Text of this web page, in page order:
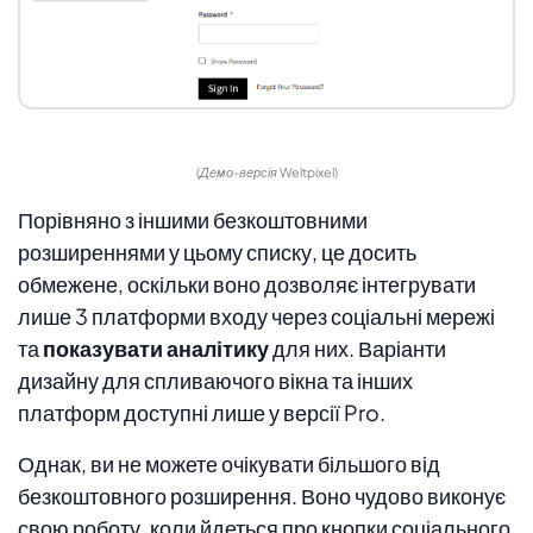
(Демо-версія Weltpixel)
Порівняно з іншими безкоштовними
розширеннями у цьому списку, це досить
обмежене, оскільки воно дозволяє інтегрувати
лише 3 платформи входу через соціальні мережі
тапоказувати аналітикудля них. Варіанти
дизайну для спливаючого вікна та інших
платформ доступні лише у версії Pro.
Однак, ви не можете очікувати більшого від
безкоштовного розширення. Воно чудово виконує